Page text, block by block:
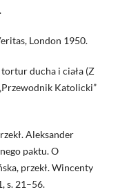
London 1950.
ducha i ciała (Z
Katolicki”
Aleksander
paktu. O
przekł. Wincenty
s. 21–56.